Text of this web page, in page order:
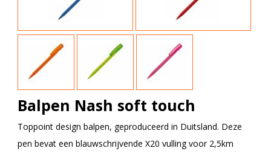
Balpen Nash soft touch
Toppoint design balpen, geproduceerd in Duitsland. Deze
pen bevat een blauwschrijvende X20 vulling voor 2,5km